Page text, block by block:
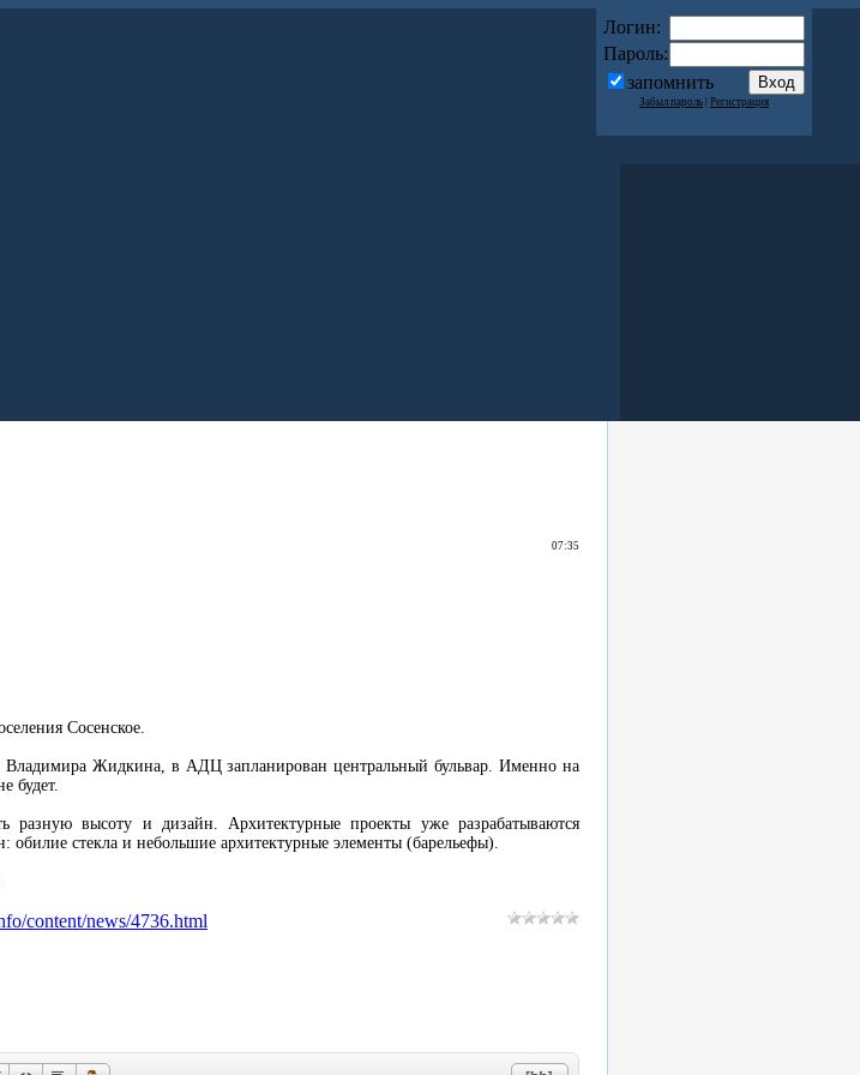
Логин:
Пароль:
запомнить
Забыл пароль Регистрация
07:35
Сосенское.
Владимира Жидкина, в АДЦ запланирован центральный бульвар. Именно на
будет.
разную высоту и дизайн. Архитектурные проекты уже разрабатываются
обилие стекла и небольшие архитектурные элементы (барельефы).
content/news/4736.html